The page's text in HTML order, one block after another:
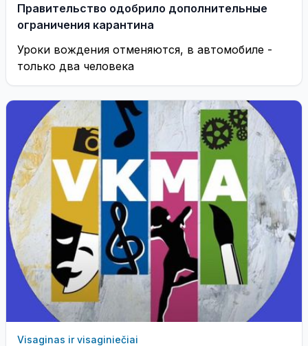
Правительство одобрило дополнительные
ограничения карантина
Уроки вождения отменяются, в автомобиле -
только два человека
Visaginas ir visaginiečiai